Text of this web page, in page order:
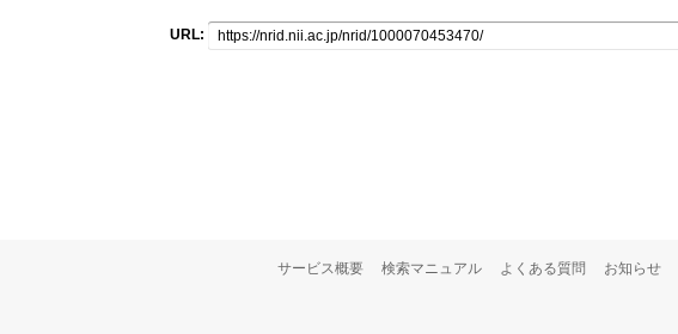
URL:
サービス概要 検索マニュアル よくある質問 お知らせ